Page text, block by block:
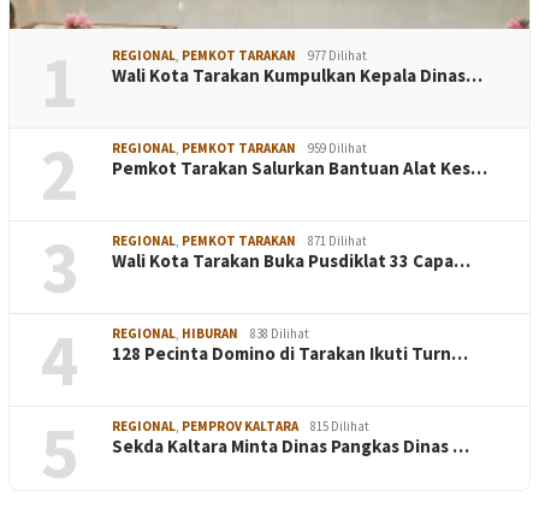
1 REGIONAL PEMKOT TARAKAN 977 Dilihat
Wali Kota Tarakan Kumpulkan Kepala Dinas…
2 REGIONAL PEMKOT TARAKAN 959 Dilihat
Pemkot Tarakan Salurkan Bantuan Alat Kes…
3 REGIONAL PEMKOT TARAKAN 871 Dilihat
Wali Kota Tarakan Buka Pusdiklat 33 Capa…
4 REGIONAL HIBURAN 838 Dilihat
128 Pecinta Domino di Tarakan Ikuti Turn…
5 REGIONAL PEMPROV KALTARA 815 Dilihat
Sekda Kaltara Minta Dinas Pangkas Dinas …